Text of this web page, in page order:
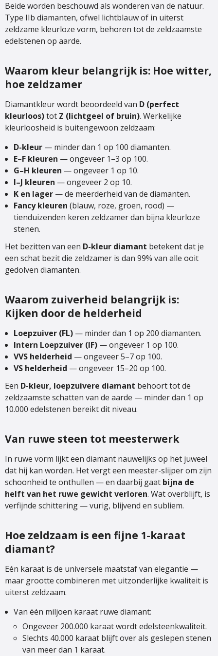
Beide worden beschouwd als wonderen van de natuur.
Type IIb diamanten, ofwel lichtblauw of in uiterst
zeldzame kleurloze vorm, behoren tot de zeldzaamste
edelstenen op aarde.
Waarom kleur belangrijk is: Hoe witter,
hoe zeldzamer
Diamantkleur wordt beoordeeld van D (perfect
kleurloos)tot Z (lichtgeel of bruin). Werkelijke
kleurloosheid is buitengewoon zeldzaam:
D-kleur — minder dan 1 op 100 diamanten.
E–F kleuren — ongeveer 1–3 op 100.
G–H kleuren — ongeveer 1 op 10.
I–J kleuren — ongeveer 2 op 10.
K en lager — de meerderheid van de diamanten.
Fancy kleuren (blauw, roze, groen, rood) —
tienduizenden keren zeldzamer dan bijna kleurloze
stenen.
Het bezitten van een D-kleur diamant betekent dat je
een schat bezit die zeldzamer is dan 99% van alle ooit
gedolven diamanten.
Waarom zuiverheid belangrijk is:
Kijken door de helderheid
Loepzuiver (FL) — minder dan 1 op 200 diamanten.
Intern Loepzuiver (IF) — ongeveer 1 op 100.
VVS helderheid — ongeveer 5–7 op 100.
VS helderheid — ongeveer 15–20 op 100.
Een D-kleur, loepzuivere diamant behoort tot de
zeldzaamste schatten van de aarde — minder dan 1 op
10.000 edelstenen bereikt dit niveau.
Van ruwe steen tot meesterwerk
In ruwe vorm lijkt een diamant nauwelijks op het juweel
dat hij kan worden. Het vergt een meester-slijper om zijn
schoonheid te onthullen — en daarbij gaat bijna de
helft van het ruwe gewicht verloren. Wat overblijft, is
verfijnde schittering — vurig, blijvend en subliem.
Hoe zeldzaam is een fijne 1-karaat
diamant?
Eén karaat is de universele maatstaf van elegantie —
maar grootte combineren met uitzonderlijke kwaliteit is
uiterst zeldzaam.
Van één miljoen karaat ruwe diamant:
Ongeveer 200.000 karaat wordt edelsteenkwaliteit.
Slechts 40.000 karaat blijft over als geslepen stenen
van meer dan 1 karaat.